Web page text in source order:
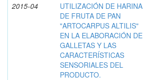
2015-04
UTILIZACIÓN DE HARINA
DE FRUTA DE PAN
"ARTOCARPUS ALTILIS"
EN LA ELABORACIÓN DE
GALLETAS Y LAS
CARACTERÍSTICAS
SENSORIALES DEL
PRODUCTO.